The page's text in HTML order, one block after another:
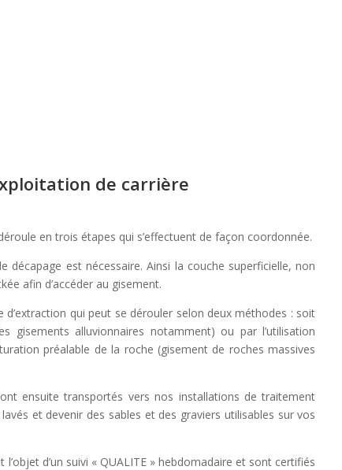
de carrière
en trois étapes qui s’effectuent de façon coordonnée.
décapage est nécessaire. Ainsi la couche superficielle, non
afin d’accéder au gisement.
d’extraction qui peut se dérouler selon deux méthodes : soit
gisements alluvionnaires notamment) ou par l’utilisation
préalable de la roche (gisement de roches massives
ensuite transportés vers nos installations de traitement
et devenir des sables et des graviers utilisables sur vos
d’un suivi « QUALITE » hebdomadaire et sont certifiés